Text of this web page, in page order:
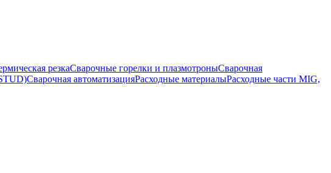
резкаСварочные горелки и плазмотроныСварочная
Сварочная автоматизацияРасходные материалыРасходные части MIG,